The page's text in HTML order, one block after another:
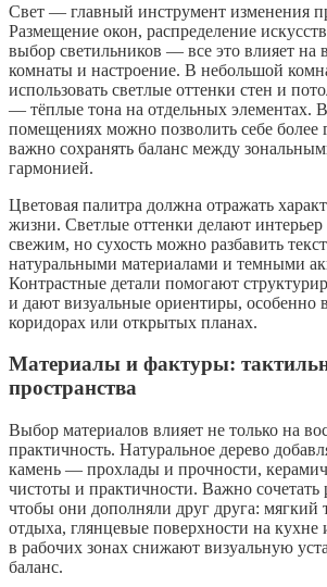
Свет — главный инструмент изменения
Размещение окон, распределение
выбор светильников — все это влияет на
комнаты и настроение. В небольшой
использовать светлые оттенки стен и
— тёплые тона на отдельных элементах.
помещениях можно позволить себе более
важно сохранять баланс между
гармонией.
Цветовая палитра должна отражать
жизни. Светлые оттенки делают
свежим, но сухость можно разбавить
натуральными материалами и темными
Контрастные детали помогают
и дают визуальные ориентиры, особенно
коридорах или открытых планах.
Материалы и фактуры:
пространства
Выбор материалов влияет не только на
практичность. Натуральное дерево
камень — прохлады и прочности,
чистоты и практичности. Важно сочетать
чтобы они дополняли друг друга: мягкий
отдыха, глянцевые поверхности на
в рабочих зонах снижают визуальную
баланс.